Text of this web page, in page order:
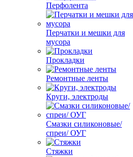
Перфолента
Перчатки и мешки для
мусора
Прокладки
Ремонтные ленты
Круги, электроды
Смазки силиконовые/
спреи/ ОУГ
Стяжки